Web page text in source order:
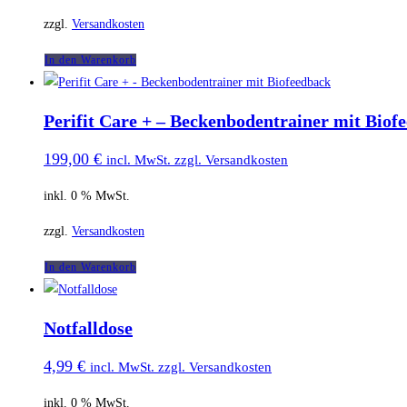
zzgl. Versandkosten
In den Warenkorb
Perifit Care + – Beckenbodentrainer mit
199,00 € incl. MwSt. zzgl. Versandkosten
inkl. 0 % MwSt.
zzgl. Versandkosten
In den Warenkorb
Notfalldose
4,99 € incl. MwSt. zzgl. Versandkosten
inkl. 0 % MwSt.